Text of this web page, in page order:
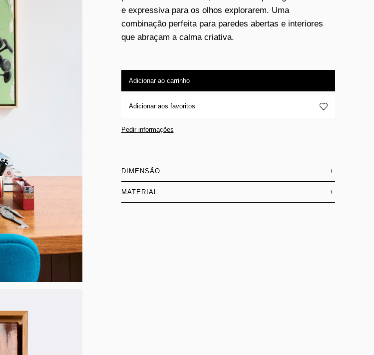
e expressiva para os olhos explorarem. Uma
combinação perfeita para paredes abertas e interiores
que abraçam a calma criativa.
Adicionar ao carrinho
Adicionar aos favoritos
Pedir informações
DIMENSÃO +
MATERIAL +